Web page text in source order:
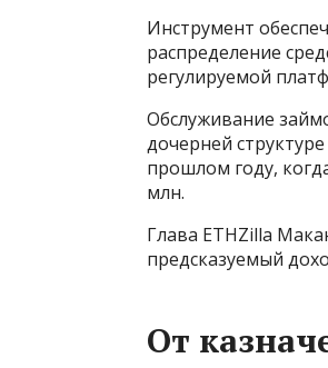
Инструмент
распределение
регулируемой
Обслуживание
дочерней
прошлом году,
млн.
Глава ETHZilla
предсказуемый
От